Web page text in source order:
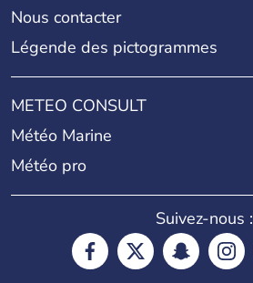
Nous contacter
Légende des pictogrammes
METEO CONSULT
Météo Marine
Météo pro
Suivez-nous :